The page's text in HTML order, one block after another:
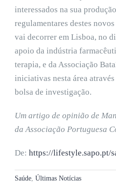
interessados na sua
regulamentares destes
vai decorrer em Lisboa, no
apoio da indústria
terapia, e da Associação
iniciativas nesta área
bolsa de investigação.
Um artigo de opinião de
da Associação Portuguesa
De: https://lifestyle.sapo.pt/
Saúde Últimas Notícias